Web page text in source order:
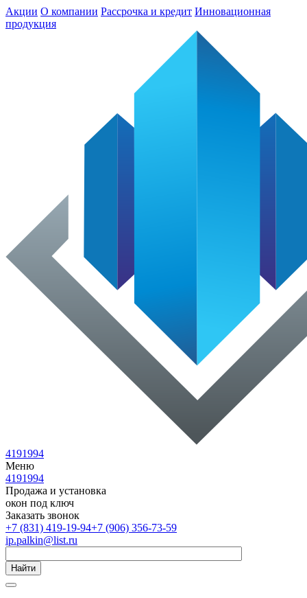
Акции О компании Рассрочка и кредит Инновационная
продукция
4191994
Меню
4191994
Продажа и установка
окон под ключ
Заказать звонок
+7 (831) 419-19-94+7 (906) 356-73-59
ip.palkin@list.ru
Найти